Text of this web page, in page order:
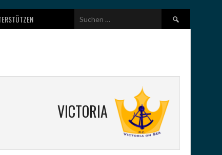
Suchen
nach:
VICTORIA